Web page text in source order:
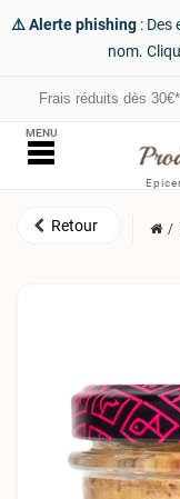
⚠️ Alerte phishing :
nom.
Frais réduits dès 30€*
MENU